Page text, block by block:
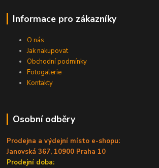
Informace pro zákazníky
O nás
Jak nakupovat
Obchodní podmínky
Fotogalerie
Kontakty
Osobní odběry
Prodejna a výdejní místo e-shopu:
Janovská 367, 10900 Praha 10
Prodejní doba: